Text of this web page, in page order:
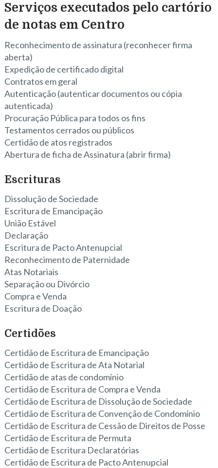
Serviços executados pelo cartório
de notas em Centro
Reconhecimento de assinatura (reconhecer firma
aberta)
Expedição de certificado digital
Contratos em geral
Autenticação (autenticar documentos ou cópia
autenticada)
Procuração Pública para todos os fins
Testamentos cerrados ou públicos
Certidão de atos registrados
Abertura de ficha de Assinatura (abrir firma)
Escrituras
Dissolução de Sociedade
Escritura de Emancipação
União Estável
Declaração
Escritura de Pacto Antenupcial
Reconhecimento de Paternidade
Atas Notariais
Separação ou Divórcio
Compra e Venda
Escritura de Doação
Certidões
Certidão de Escritura de Emancipação
Certidão de Escritura de Ata Notarial
Certidão de atas de condomínio
Certidão de Escritura de Compra e Venda
Certidão de Escritura de Dissolução de Sociedade
Certidão de Escritura de Convenção de Condomínio
Certidão de Escritura de Cessão de Direitos de Posse
Certidão de Escritura de Permuta
Certidão de Escritura Declaratórias
Certidão de Escritura de Pacto Antenupcial